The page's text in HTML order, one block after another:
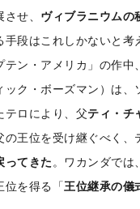
せ、 ヴィブラニウムの
手段はこれしかないと考
テン・アメリカ」の作中
ック・ボーズマン）は
テロにより、父ティ・チ
の王位を受け継ぐべく、
ってきた 。 ワカンダでは
位を得る「王位継承の儀